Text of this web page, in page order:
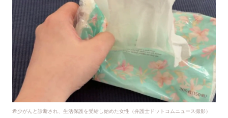
希少がんと診断され、生活保護を受給し始めた女性（弁護士ドットコムニュース撮影）